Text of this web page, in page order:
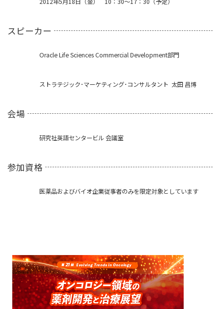
スピーカー
Oracle Life Sciences Commercial Development部門
ストラテジック･マーケティング･コンサルタント 太田 昌博
会場
研究社英語センタービル 会議室
参加資格
医薬品およびバイオ企業従事者のみを限定対象としています